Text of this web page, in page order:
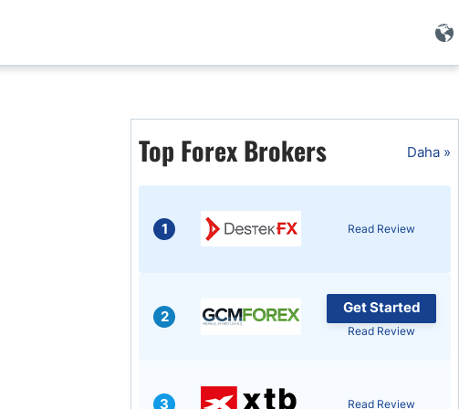
Top Forex Brokers Daha »
1 Read Review
2
Get Started
Read Review
3 Read Review